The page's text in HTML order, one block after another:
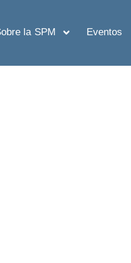
la SPM Eventos